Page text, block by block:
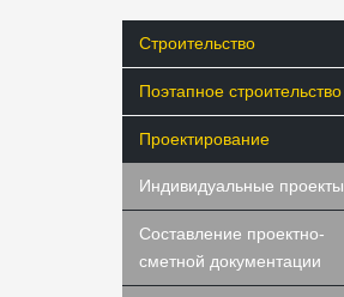
Строительство
Поэтапное строительство
Проектирование
Индивидуальные проекты
Составление проектно-
сметной документации